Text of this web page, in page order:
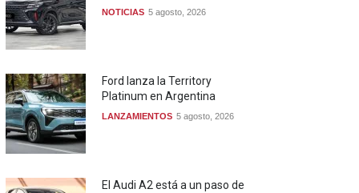
NOTICIAS 5 agosto, 2026
Ford lanza la Territory
Platinum en Argentina
LANZAMIENTOS 5 agosto, 2026
El Audi A2 está a un paso de